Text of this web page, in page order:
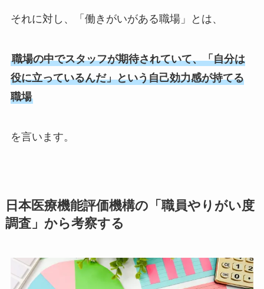
それに対し、「働きがいがある職場」とは、
職場の中でスタッフが期待されていて、「自分は
役に立っているんだ」という自己効力感が持てる
職場
を言います。
日本医療機能評価機構の「職員やりがい度
調査」から考察する